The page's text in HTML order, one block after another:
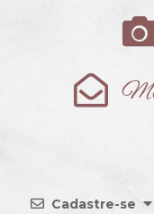
Cadastre-se